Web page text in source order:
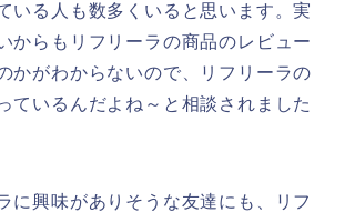
いる人も数多くいると思います。実
からもリフリーラの商品のレビュー
かがわからないので、リフリーラの
ているんだよね～と相談されました
に興味がありそうな友達にも、リフ